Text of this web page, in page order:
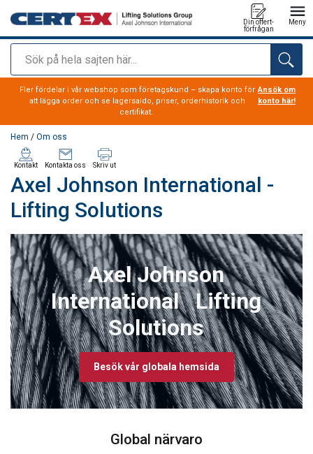
Sök
Din offert-
förfrågan
Meny
tillagd i varukorg
Fler fördelar i vår webshop som företagskund – skapa konto för
att lägga order och se lagersaldo, priser, orderhistorik och
certifikat.
Ansök om
konto här!
Hem / Om oss
Axel Johnson International -
Lifting Solutions
Kontakt Kontakta oss Skriv ut
Axel Johnson
International Lifting
Solutions
Besök vår globala hemsida
Global närvaro